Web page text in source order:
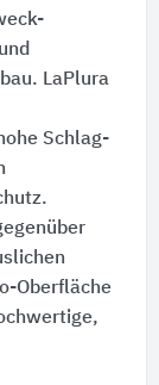
LaPlura
Schlag-
Oberfläche